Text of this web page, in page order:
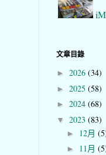
文章目錄
► 2026 (34)
► 2025 (58)
► 2024 (68)
▼ 2023 (83)
► 12月
► 11月